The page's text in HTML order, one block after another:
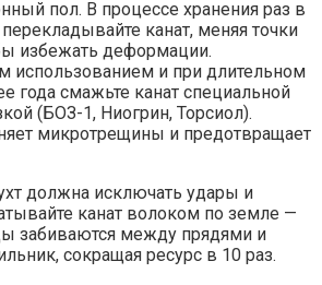
пол. В процессе хранения раз в
канат, меняя точки
избежать деформации.
использованием и при длительном
года смажьте канат специальной
(БОЗ-1, Ниогрин, Торсиол).
микротрещины и предотвращает
должна исключать удары и
канат волоком по земле —
забиваются между прядями и
сокращая ресурс в 10 раз.